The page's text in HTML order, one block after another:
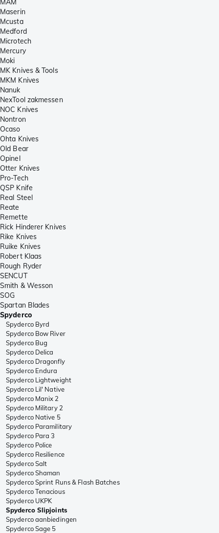
MAM
Maserin
Mcusta
Medford
Microtech
Mercury
Moki
MK Knives & Tools
MKM Knives
Nanuk
NexTool zakmessen
NOC Knives
Nontron
Ocaso
Ohta Knives
Old Bear
Opinel
Otter Knives
Pro-Tech
QSP Knife
Real Steel
Reate
Remette
Rick Hinderer Knives
Rike Knives
Ruike Knives
Robert Klaas
Rough Ryder
SENCUT
Smith & Wesson
SOG
Spartan Blades
Spyderco
Spyderco Byrd
Spyderco Bow River
Spyderco Bug
Spyderco Delica
Spyderco Dragonfly
Spyderco Endura
Spyderco Lightweight
Spyderco Lil' Native
Spyderco Manix 2
Spyderco Military 2
Spyderco Native 5
Spyderco Paramilitary
Spyderco Para 3
Spyderco Police
Spyderco Resilience
Spyderco Salt
Spyderco Shaman
Spyderco Sprint Runs & Flash Batches
Spyderco Tenacious
Spyderco UKPK
Spyderco Slipjoints
Spyderco aanbiedingen
Spyderco Sage 5